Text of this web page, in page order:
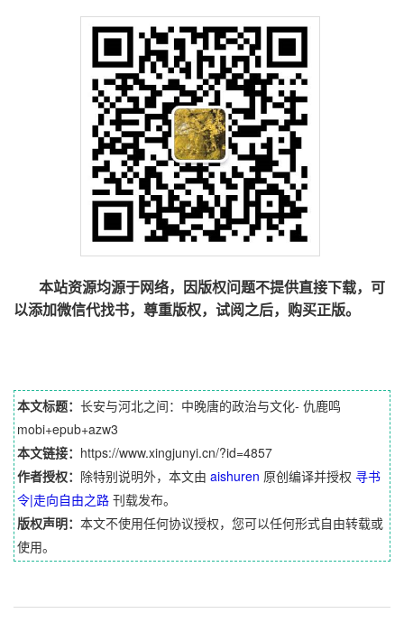
本站资源均源于网络，因版权问题不提供直接下载，可
以添加微信代找书，尊重版权，试阅之后，购买正版。
本文标题： 长安与河北之间：中晚唐的政治与文化- 仇鹿鸣
mobi+epub+azw3
本文链接： https://www.xingjunyi.cn/?id=4857
作者授权： 除特别说明外，本文由 aishuren 原创编译并授权 寻书
令|走向自由之路 刊载发布。
版权声明： 本文不使用任何协议授权，您可以任何形式自由转载或
使用。